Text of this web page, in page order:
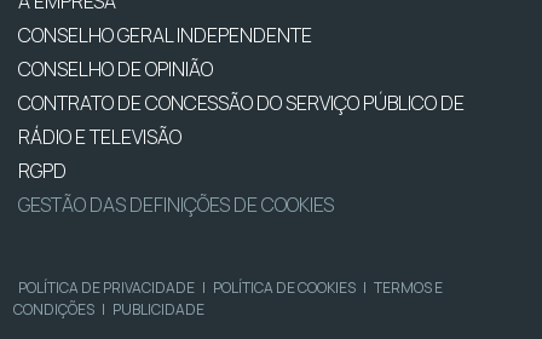
CONSELHO GERAL INDEPENDENTE
CONSELHO DE OPINIÃO
CONTRATO DE CONCESSÃO DO SERVIÇO PÚBLICO DE
RÁDIO E TELEVISÃO
RGPD
GESTÃO DAS DEFINIÇÕES DE COOKIES
POLÍTICA DE PRIVACIDADE | POLÍTICA DE COOKIES | TERMOS E
CONDIÇÕES | PUBLICIDADE